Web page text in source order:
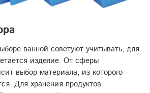
ванной советуют учитывать, для
изделие. От сферы
выбор материала, из которого
Для хранения продуктов